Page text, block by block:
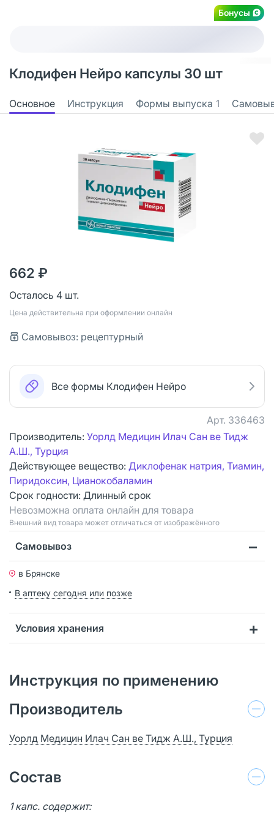
Бонусы
Клодифен Нейро капсулы 30 шт
Основное Инструкция Формы выпуска 1
662 ₽
Осталось 4 шт.
Цена действительна при оформлении онлайн
Самовывоз: рецептурный
Все формы Клодифен Нейро
Арт. 336463
Производитель: Уорлд Медицин Илач Сан ве Тидж
А.Ш., Турция
Действующее вещество: Диклофенак натрия, Тиамин,
Пиридоксин, Цианокобаламин
Срок годности: Длинный срок
Невозможна оплата онлайн для товара
Bнешний вид товара может отличаться от изображённого
Самовывоз
в Брянске
В аптеку сегодня или позже
Условия хранения
Инструкция по применению
Производитель
Уорлд Медицин Илач Сан ве Тидж А.Ш., Турция
Состав
1 капс. содержит: